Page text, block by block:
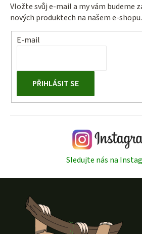
Vložte svůj e-mail a my vám budeme
nových produktech na našem e-shopu.
E-mail
PŘIHLÁSIT SE
Sledujte nás na